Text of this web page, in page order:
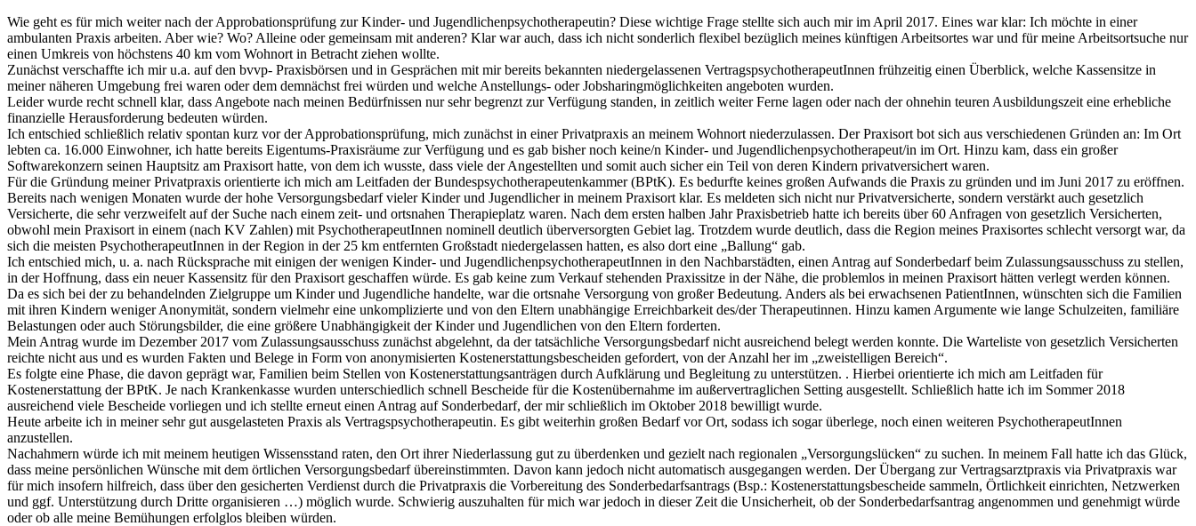
Wie geht es für mich weiter nach der Approbationsprüfung zur Kinder- und Jugendlichenpsychotherapeutin? Diese wichtige Frage stellte sich auch mir im April 2017. Eines war klar: Ich möchte in einer
ambulanten Praxis arbeiten. Aber wie? Wo? Alleine oder gemeinsam mit anderen? Klar war auch, dass ich nicht sonderlich flexibel bezüglich meines künftigen Arbeitsortes war und für meine Arbeitsortsuche nur
einen Umkreis von höchstens 40 km vom Wohnort in Betracht ziehen wollte.
Zunächst verschaffte ich mir u.a. auf den bvvp- Praxisbörsen und in Gesprächen mit mir bereits bekannten niedergelassenen VertragspsychotherapeutInnen frühzeitig einen Überblick, welche Kassensitze in
meiner näheren Umgebung frei waren oder dem demnächst frei würden und welche Anstellungs- oder Jobsharingmöglichkeiten angeboten wurden.
Leider wurde recht schnell klar, dass Angebote nach meinen Bedürfnissen nur sehr begrenzt zur Verfügung standen, in zeitlich weiter Ferne lagen oder nach der ohnehin teuren Ausbildungszeit eine erhebliche
finanzielle Herausforderung bedeuten würden.
Ich entschied schließlich relativ spontan kurz vor der Approbationsprüfung, mich zunächst in einer Privatpraxis an meinem Wohnort niederzulassen. Der Praxisort bot sich aus verschiedenen Gründen an: Im Ort
lebten ca. 16.000 Einwohner, ich hatte bereits Eigentums-Praxisräume zur Verfügung und es gab bisher noch keine/n Kinder- und Jugendlichenpsychotherapeut/in im Ort. Hinzu kam, dass ein großer
Softwarekonzern seinen Hauptsitz am Praxisort hatte, von dem ich wusste, dass viele der Angestellten und somit auch sicher ein Teil von deren Kindern privatversichert waren.
Für die Gründung meiner Privatpraxis orientierte ich mich am Leitfaden der Bundespsychotherapeutenkammer (BPtK). Es bedurfte keines großen Aufwands die Praxis zu gründen und im Juni 2017 zu eröffnen.
Bereits nach wenigen Monaten wurde der hohe Versorgungsbedarf vieler Kinder und Jugendlicher in meinem Praxisort klar. Es meldeten sich nicht nur Privatversicherte, sondern verstärkt auch gesetzlich
Versicherte, die sehr verzweifelt auf der Suche nach einem zeit- und ortsnahen Therapieplatz waren. Nach dem ersten halben Jahr Praxisbetrieb hatte ich bereits über 60 Anfragen von gesetzlich Versicherten,
obwohl mein Praxisort in einem (nach KV Zahlen) mit PsychotherapeutInnen nominell deutlich überversorgten Gebiet lag. Trotzdem wurde deutlich, dass die Region meines Praxisortes schlecht versorgt war, da
sich die meisten PsychotherapeutInnen in der Region in der 25 km entfernten Großstadt niedergelassen hatten, es also dort eine „Ballung“ gab.
Ich entschied mich, u. a. nach Rücksprache mit einigen der wenigen Kinder- und JugendlichenpsychotherapeutInnen in den Nachbarstädten, einen Antrag auf Sonderbedarf beim Zulassungsausschuss zu stellen,
in der Hoffnung, dass ein neuer Kassensitz für den Praxisort geschaffen würde. Es gab keine zum Verkauf stehenden Praxissitze in der Nähe, die problemlos in meinen Praxisort hätten verlegt werden können.
Da es sich bei der zu behandelnden Zielgruppe um Kinder und Jugendliche handelte, war die ortsnahe Versorgung von großer Bedeutung. Anders als bei erwachsenen PatientInnen, wünschten sich die Familien
mit ihren Kindern weniger Anonymität, sondern vielmehr eine unkomplizierte und von den Eltern unabhängige Erreichbarkeit des/der Therapeutinnen. Hinzu kamen Argumente wie lange Schulzeiten, familiäre
Belastungen oder auch Störungsbilder, die eine größere Unabhängigkeit der Kinder und Jugendlichen von den Eltern forderten.
Mein Antrag wurde im Dezember 2017 vom Zulassungsausschuss zunächst abgelehnt, da der tatsächliche Versorgungsbedarf nicht ausreichend belegt werden konnte. Die Warteliste von gesetzlich Versicherten
reichte nicht aus und es wurden Fakten und Belege in Form von anonymisierten Kostenerstattungsbescheiden gefordert, von der Anzahl her im „zweistelligen Bereich“.
Es folgte eine Phase, die davon geprägt war, Familien beim Stellen von Kostenerstattungsanträgen durch Aufklärung und Begleitung zu unterstützen. . Hierbei orientierte ich mich am Leitfaden für
Kostenerstattung der BPtK. Je nach Krankenkasse wurden unterschiedlich schnell Bescheide für die Kostenübernahme im außervertraglichen Setting ausgestellt. Schließlich hatte ich im Sommer 2018
ausreichend viele Bescheide vorliegen und ich stellte erneut einen Antrag auf Sonderbedarf, der mir schließlich im Oktober 2018 bewilligt wurde.
Heute arbeite ich in meiner sehr gut ausgelasteten Praxis als Vertragspsychotherapeutin. Es gibt weiterhin großen Bedarf vor Ort, sodass ich sogar überlege, noch einen weiteren PsychotherapeutInnen
anzustellen.
Nachahmern würde ich mit meinem heutigen Wissensstand raten, den Ort ihrer Niederlassung gut zu überdenken und gezielt nach regionalen „Versorgungslücken“ zu suchen. In meinem Fall hatte ich das Glück,
dass meine persönlichen Wünsche mit dem örtlichen Versorgungsbedarf übereinstimmten. Davon kann jedoch nicht automatisch ausgegangen werden. Der Übergang zur Vertragsarztpraxis via Privatpraxis war
für mich insofern hilfreich, dass über den gesicherten Verdienst durch die Privatpraxis die Vorbereitung des Sonderbedarfsantrags (Bsp.: Kostenerstattungsbescheide sammeln, Örtlichkeit einrichten, Netzwerken
und ggf. Unterstützung durch Dritte organisieren …) möglich wurde. Schwierig auszuhalten für mich war jedoch in dieser Zeit die Unsicherheit, ob der Sonderbedarfsantrag angenommen und genehmigt würde
oder ob alle meine Bemühungen erfolglos bleiben würden.